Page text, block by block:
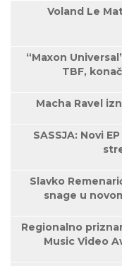
Voland Le
“Maxon
TBF,
Macha Ravel
SASSJA: Novi
Slavko
snage u
Regionalno
Music Video